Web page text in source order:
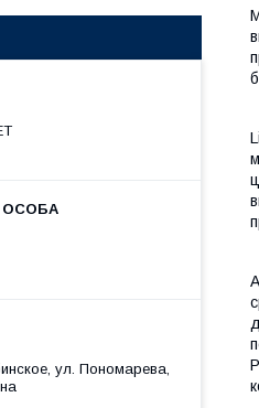
ул. Пономарева,